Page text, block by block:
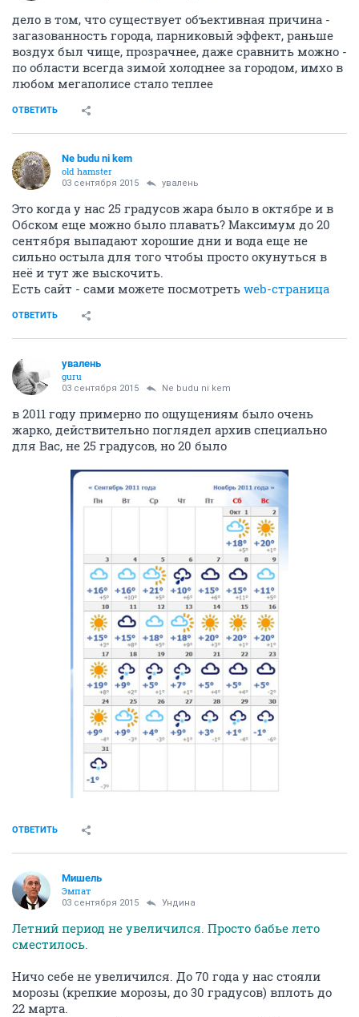
дело в том, что существует объективная причина -
загазованность города, парниковый эффект, раньше
воздух был чище, прозрачнее, даже сравнить можно -
по области всегда зимой холоднее за городом, имхо в
любом мегаполисе стало теплее
ОТВЕТИТЬ
Ne budu ni kem
old hamster
03 сентября 2015 увалень
Это когда у нас 25 градусов жара было в октябре и в
Обском еще можно было плавать? Максимум до 20
сентября выпадают хорошие дни и вода еще не
сильно остыла для того чтобы просто окунуться в
неё и тут же выскочить.
Есть сайт - сами можете посмотреть web-страница
ОТВЕТИТЬ
увалень
guru
03 сентября 2015 Ne budu ni kem
в 2011 году примерно по ощущениям было очень
жарко, действительно поглядел архив специально
для Вас, не 25 градусов, но 20 было
ОТВЕТИТЬ
Мишель
Эмпат
03 сентября 2015 Ундинa
Летний период не увеличился. Просто бабье лето
сместилось.
Ничо себе не увеличился. До 70 года у нас стояли
морозы (крепкие морозы, до 30 градусов) вплоть до
22 марта.